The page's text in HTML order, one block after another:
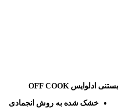
بستنی ادلوایس OFF COOK
خشک شده به روش انجمادی